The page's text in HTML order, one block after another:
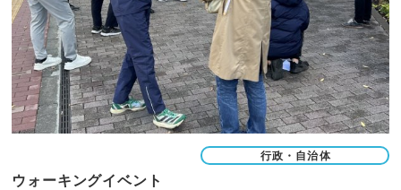
行政・自治体
ウォーキングイベント